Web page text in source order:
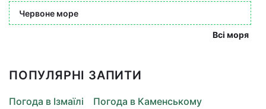
Червоне море
Всі моря
ПОПУЛЯРНІ ЗАПИТИ
Погода в Ізмаїлі
Погода в Каменському